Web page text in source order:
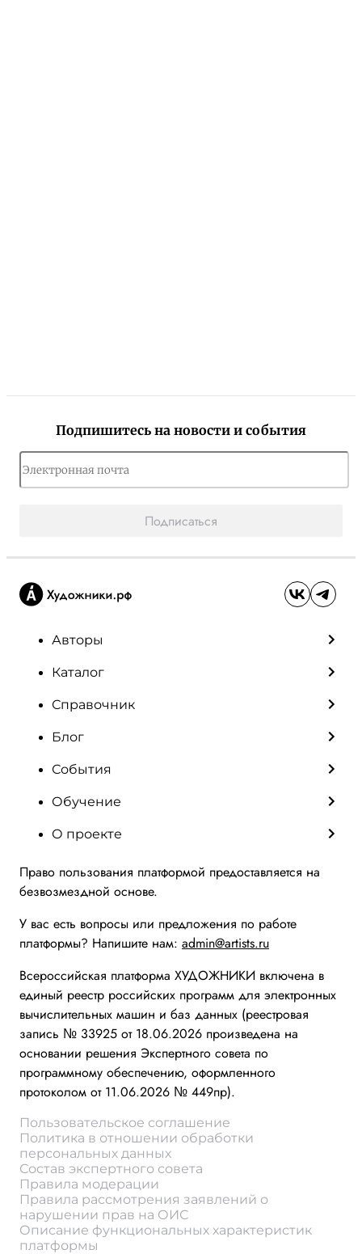
Подпишитесь на новости и события
Подписаться
Авторы
Каталог
Справочник
Блог
События
Обучение
О проекте
Право пользования платформой предоставляется на
безвозмездной основе.
У вас есть вопросы или предложения по работе
платформы? Напишите нам: admin@artists.ru
Всероссийская платформа ХУДОЖНИКИ включена в
единый реестр российских программ для электронных
вычислительных машин и баз данных (реестровая
запись № 33925 от 18.06.2026 произведена на
основании решения Экспертного совета по
программному обеспечению, оформленного
протоколом от 11.06.2026 № 449пр).
Пользовательское соглашение
Политика в отношении обработки
персональных данных
Состав экспертного совета
Правила модерации
Правила рассмотрения заявлений о
нарушении прав на ОИС
Описание функциональных характеристик
платформы